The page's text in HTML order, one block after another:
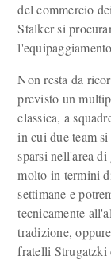
del commercio
Stalker si
Non resta da
previsto un
classica, a
in cui due team
sparsi nell'area
molto in termini
settimane e
tecnicamente
tradizione,
fratelli Strugatzki